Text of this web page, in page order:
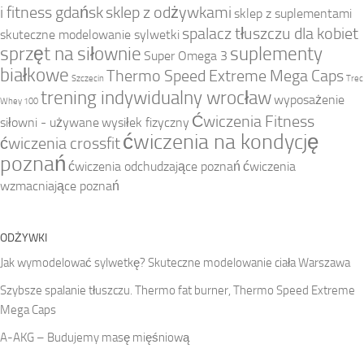
i fitness gdańsksklep z odżywkami sklep z suplementami
skuteczne modelowanie sylwetki spalacz tłuszczu dla kobiet
sprzęt na siłownie Super Omega 3 suplementy
białkowe Szczecin Thermo Speed Extreme Mega Caps Trec
Whey 100 trening indywidualny wrocławwyposażenie
siłowni - używanewysiłek fizyczny Ćwiczenia Fitness
ćwiczenia crossfitćwiczenia na kondycję
poznań ćwiczenia odchudzające poznań ćwiczenia
wzmacniające poznań
ODŻYWKI
Jak wymodelować sylwetkę? Skuteczne modelowanie ciała Warszawa
Szybsze spalanie tłuszczu. Thermo fat burner, Thermo Speed Extreme
Mega Caps
A-AKG – Budujemy masę mięśniową